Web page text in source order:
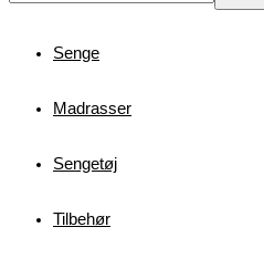
Senge
Madrasser
Sengetøj
Tilbehør